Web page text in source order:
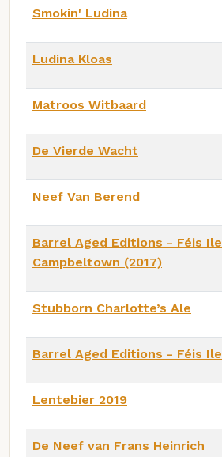
Smokin' Ludina
Ludina Kloas
Matroos Witbaard
De Vierde Wacht
Neef Van Berend
Barrel Aged Editions - Féis Ile
Campbeltown (2017)
Stubborn Charlotte’s Ale
Barrel Aged Editions - Féis Ile
Lentebier 2019
De Neef van Frans Heinrich